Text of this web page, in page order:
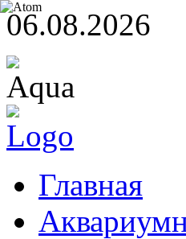
06.08.2026
Главная